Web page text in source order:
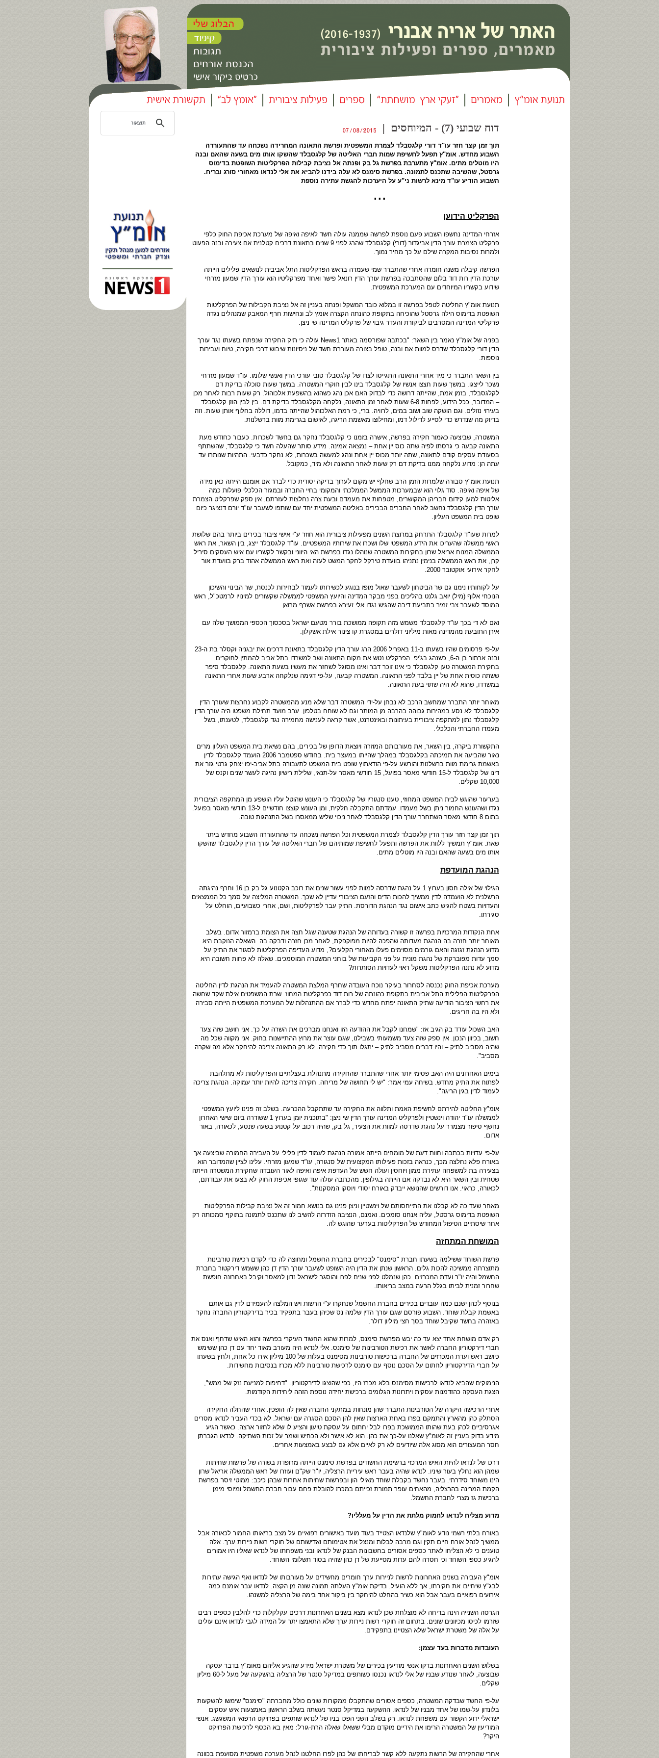
דוח שבועי (7) - המיוחסים |
תוך זמן קצר חזר עו"ד דורי קלגסבלד לצמרת המשפטית ופרשת התאונה המחרידה נשכחה עד שהתעוררה
השבוע מחדש. אומ"ץ תפעל לחשיפת שמות חברי האליטה של קלגסבלד שהשקו אותו מים בשעה שהאם ובנה
היו מוטלים מתים. אומ"ץ מתערבת בפרשת גל בק ופנתה אל נציבת קבילות הפרקליטות השופטת בדימוס
גרסטל, שהשיבה שתכנס לתמונה. בפרשת סימנס לא עלה בידנו להביא את אלי לנדאו מאחורי סורג ובריח.
השבוע הודיע עו"ד מינא לרשות ני"ע על היערכות להגשת עתירה נוספת
▪ ▪ ▪
הפרקליט הידוען
אזרחי המדינה נחשפו השבוע פעם נוספת לפרשה שממנה עולה חשד לאיפה ואיפה של מערכת אכיפת החוק כלפי
פרקליט הצמרת עורך הדין אביגדור (דורי) קלגסבלד שהרג לפני 9 שנים בתאונת דרכים קטלנית אם צעירה ובנה הפעוט
ולמרות נסיבות המקרה שילם על כך מחיר נמוך.
הפרשה קיבלה משנה חומרה אחרי שהתברר שמי שעמדה בראש הפרקליטות התל אביבית לנושאים פלילים הייתה
עורכת הדין רות דוד בלום שהסתבכה בפרשת עורך הדין רונאל פישר ואחד מפרקליטיו הוא עורך הדין שמעון מזרחי
שידוע בקשריו המיוחדים עם המערכת המשפטית.
תנועת אומ"ץ החליטה לטפל בפרשה זו במלוא כובד המשקל ופנתה בעניין זה אל נציבת הקבילות של הפרקליטות
השופטת בדימוס הילה גרסטל שהוכיחה בתקופת כהונתה הקצרה אומץ לב ונחישות חרף המאבק שמנהלים נגדה
פרקליטי המדינה המסרבים לביקורת והעדר גיבוי של פרקליט המדינה שי ניצן.
בפניה של אומ"ץ נאמר בין השאר: "בכתבה שפורסמה באתר News1 עולה כי תיק החקירה שנפתח בשעתו נגד עורך
הדין דורי קלגסבלד שדרס למוות אם ובנה, טופל בצורה מעוררת חשד של ניסיונות שיבוש דרכי חקירה, טיוח ועבירות
נוספות.
בין השאר התברר כי מיד אחרי התאונה התגייסו לצדו של קלגסבלד טובי עורכי הדין ואנשי שלומו. עו"ד שמעון מזרחי
נשכר לייצגו. במשך שעות חצצו אנשיו של קלגסבלד בינו לבין חוקרי המשטרה. במשך שעות סוכלה בדיקת דם
לקלגסבלד, בזמן אמת, שהייתה דרושה כדי לבדוק האם אכן נהג כשהוא בהשפעת אלכוהול. רק שעות רבות לאחר מכן
– המדובר, ככל הידוע, לפחות 6-8 שעות לאחר זמן התאונה, נלקחה מקלגסבלד בדיקת דם. בין לבין הוזן קלגסבלד
בעירוי נוזלים. וגם הושקה שוב ושוב במים, לרוויה. ברי, כי רמת האלכוהול שהייתה בדמו, דוללה בחלוף אותן שעות. וזה
בדיוק מה שנדרש כדי לסייע לדילול דמו, ומחילוצו מאשמת הריגה, לאישום בגרימת מוות ברשלנות.
המשטרה, שביצעה כאמור חקירה בפרשה, אישרה בזמנו כי קלגסבלד נחקר גם בחשד לשכרות. כעבור כחודש מעת
התאונה קבעה כי גרסתו לפיה שתה כוס יין אחת – נמצאה אמינה. מידע סותר שהעלה חשד כי קלגסבלד, שהשתתף
בסעודת עסקים קודם לתאונה, שתה יותר מכוס יין אחת ונהג למעשה בשכרות, לא נחקר כדבעי. התהיות שנותרו עד
עתה הן: מדוע נלקחה ממנו בדיקת דם רק שעות לאחר התאונה ולא מיד, כמקובל.
תנועת אומ"ץ סבורה שלמרות הזמן הרב שחלף יש מקום לערוך בדיקה יסודית כדי לברר אם אומנם הייתה כאן מידה
של איפה ואיפה. סוד גלוי הוא שבמערכות הממשל הממלכתי והמקומי בחיי החברה ובמגזר הכלכלי פועלות כמה
אליטות למען קידום חבריהן המקושרים, מטפחות את מעמדם ובעת צרה נחלצות לעזרתם. אין ספק שפרקליט הצמרת
עורך הדין קלגסבלד נחשב לאחר החברים הבכירים באליטה המשפטית יחד עם שותפו לשעבר עו"ד יורם דנציגר כיום
שופט בית המשפט העליון.
למרות שעו"ד קלגסבלד התרחק במרוצת השנים מפעילות ציבורית הוא חוזר ע"י אישי ציבור בכירים ביותר בהם שלושת
ראשי ממשלה שהעריכו את הידע המשפטי שלו ושכרו את שירותיו המשפטיים. עו"ד קלגסבלד ייצג, בין השאר, את ראש
הממשלה המנוח אריאל שרון בחקירות המשטרה שנוהלו נגדו בפרשת האי היווני ובקשר לקשריו עם איש העסקים סיריל
קרן, את ראש הממשלה בנימין נתניהו בוועדת טירקל לחקר המשט לעזה ואת ראש הממשלה אהוד ברק בוועדת אור
לחקר אירועי אוקטובר 2000.
על לקוחותיו נימנו גם שר הביטחון לשעבר שאול מופז בנוגע לכשירותו לעמוד לבחירות לכנסת, שר הבינוי והשיכון
הנוכחי אלוף (מיל) יואב גלנט בהליכים בפני מבקר המדינה והיועץ המשפטי לממשלה שקשורים למינויו לרמטכ"ל, ראש
המוסד לשעבר צבי זמיר בתביעת דיבה שהגיש נגדו אלי זעירא בפרשת אשרף מרואן.
ואם לא די בכך עו"ד קלגסבלד משמש מזה תקופה ממושכת בורר מטעם ישראל בסכסוך הכספי הממושך שלה עם
אירן התובעת מהמדינה מאות מיליוני דולרים במסגרת קו צינור אילת אשקלון.
על-פי פרסומים שהיו בשעתו ב-11 באפריל 2006 הרג עורך הדין קלגסבלד בתאונת דרכים את יבגניה וקסלר בת ה-23
ובנה ארתור בן ה-6, כשנהג בג'יפ. הפרקליט נטש את מקום התאונה ושב למשרדו בתל אביב להמתין לחוקרים.
בחקירת המשטרה טען קלגסבלד כי אינו זוכר דבר ואינו מסוגל לשחזר את מעשיו בשעת התאונה. קלגסבלד סיפר
ששתה כוסית אחת של יין בלבד לפני התאונה. המשטרה קבעה, על-פי דגימה שנלקחה ארבע שעות אחרי התאונה
במשרדו, שהוא לא היה שתוי בעת התאונה.
מאוחר יותר התברר שמחשב הרכב לא נבחן על-ידי המשטרה דבר שלא מנע מהמשטרה לקבוע נחרצות שעורך הדין
קלגסבלד לא נסע במהירות גבוהה בהרבה מן המותר וגם לא שוחח בטלפון. ערב מועד תחילת משפטו היה עורך הדין
קלגסבלד נתון למתקפה ציבורית בעיתונות ובאינטרנט, אשר קראה לענישה מחמירה נגד קלגסבלד, לטענתו, בשל
מעמדו החברתי והכלכלי.
התקשורת ביקרה, בין השאר, את מעורבותם המוזרה ויוצאת הדופן של בכירים, בהם נשיאת בית המשפט העליון מרים
נאור שהביעה את תמיכתה בקלגסבלד במהלך שהייתו במעצר בית. בחודש ספטמבר 2006 הועמד קלגסבלד לדין
באשמת גרימת מוות ברשלנות והורשע על-פי הודאתוץ שופט בית המשפט לתעבורה בתל אביב-יפו יצחק גרטי גזר את
דינו של קלגסבלד ל-15 חודשי מאסר בפועל, 15 חודשי מאסר על-תנאי, שלילת רישיון נהיגה לעשר שנים וקנס של
10,000 שקלים.
בערעור שהוגש לבית המשפט המחוזי, טענו סנגוריו של קלגסבלד כי העונש שהוטל עליו הושפע מן המתקפה הציבורית
נגדו ושהעונש החמור ניתן בשל מעמדו. עמדתם התקבלה חלקית, ומן העונש קוצצו חודשיים ל-13 חודשי מאסר בפועל.
בתום 8 חודשי מאסר השתחרר עורך הדין קלגסבלד לאחר ניכוי שליש ממאסרו בשל התנהגות טובה.
תוך זמן קצר חזר עורך הדין קלגסבלד לצמרת המשפטית וכל הפרשה נשכחה עד שהתעוררה השבוע מחדש ביתר
שאת. אומ"ץ תמשיך ללוות את הפרשה ותפעל לחשיפת שמותיהם של חברי האליטה של עורך הדין קלגסבלד שהשקו
אותו מים בשעה שהאם ובנה היו מוטלים מתים.
הנהגת המועדפת
הגילוי של אילה חסון בערוץ 1 על נהגת שדרסה למוות לפני עשור שנים את רוכב הקטנוע גל בק בן 16 וחרף נהיגתה
הרשלנית לא הועמדה לדין ממשיך להכות הדים והזעם הציבורי עדיין לא שכך. המשטרה המליצה על סמך כל הממצאים
והעדויות בשטח להגיש כתב אישום נגד הנהגת הדורסת. התיק עבר לפרקליטות, ושם, אחרי כשבועיים, הוחלט על
סגירתו.
אחת הנקודות המרכזיות בפרשה זו קשורה בעדותה של הנהגת שטענה שגל חצה את הצומת ברמזור אדום. בשלב
מאוחר יותר חזרה בה הנהגת מעדותה שהפכה להיות מפוקפקת, לאחר מכן חזרה ודבקה בה. השאלה הנוקבת היא
מדוע הנהגת זגזגה והאם גורמים מסוימים פעלו מאחורי הקלעים?, מדוע העדיפה הפרקליטות לסגור את התיק על
סמך עדות מפוברקת של נהגת מונית על פני הקביעות של בוחני המשטרה המוסמכים. שאלה לא פחות חשובה היא
מדוע לא נתנה הפרקליטות משקל ראוי לעדויות הסותרות?
מערכת אכיפת החוק נכנסה לסחרור בעיקר נוכח העובדה שחרף המלצת המשטרה להעמיד את הנהגת לדין החליטה
הפרקליטות הפלילית התל אביבית בתקופת כהונתה של רות דוד כפרקליטת המחוז. שרת המשפטים אילת שקד שחשה
את רחשי הציבור הודיעה שתיק התאונה יפתח מחדש כדי לברר אם ההתנהלות של המערכת המשפטית הייתה סבירה
ולא היו בה חריגים.
האב השכול עודד בק הגיב אז: "שמחנו לקבל את ההודעה הזו ואנחנו מברכים את השרה על כך. אני חושב שזה צעד
חשוב, בכיוון הנכון. אין ספק שזה צעד משמעותי בשבילנו, שגם עוצר את מרוץ ההתיישנות בחוק. אני מקווה שכל מה
שהיה מסביב לתיק – והיו דברים מסביב לתיק – יתגלו תוך כדי חקירה. לא רק התאונה צריכה להיחקר אלא מה שקרה
מסביב".
בימים האחרונים היה האב פסימי יותר אחרי שהתברר שהחקירה מתנהלת בעצלתיים והפרקליטות לא מתלהבת
לפתוח את התיק מחדש. בשיחה עמי אמר: "יש לי תחושה של מריחה. חקירה צריכה להיות יותר עמוקה. הנהגת צריכה
לעמוד לדין בגין הריגה".
אומ"ץ החליטה להירתם לחשיפת האמת ותלווה את החקירה עד שתתקבל ההכרעה. בשלב זה פנינו ליועץ המשפטי
לממשלה עו"ד יהודה וינשטיין ולפרקליט המדינה עורך הדין שי ניצן: "בתוכנית יומן בערוץ 1 ששודרה ביום שישי האחרון
נחשף סיפור מצמרר על נהגת שדרסה למוות את הצעיר, גל בק, שהיה רכוב על קטנוע בשעה שנסע, לכאורה, באור
אדום.
על-פי עדויות בכתבה וחוות דעת של מומחים הייתה אמורה הנהגת לעמוד לדין פלילי על העבירה החמורה שביצעה אך
באורח פלא נחלצה מכך, כנראה בזכות פעילותו המקצועית של סנגורה, עו"ד שמעון מזרחי. עלינו לציין שהמדובר הוא
בצעירה בת למשפחה עתירת ממון ויוחסין ועולה חשש של העדפת איפה ואיפה לאור העובדה שחקירת המשטרה הייתה
שטחית ובין השאר היא לא נבדקה אם הייתה בגילופין. מהכתבה עולה עוד שגופי אכיפת החוק לא בצעו את עבודתם,
לכאורה, כראוי. אנו דורשים שהנושא ייבדק באורח יסודי ויוסקו המסקנות".
מאחר שעד כה לא קבלנו את התייחסותם של וינשטיין וניצן פנינו גם בנושא חמור זה אל נציבת קבילות הפרקליטות
השופטת בדימוס גרסטל, עליה אנחנו סומכים. ואמנם, הנציבה הזדרזה להשיב לנו שתכנס לתמונה בתוקף סמכותה רק
אחר שיסתיים הטיפול המחודש של הפרקליטות בערער שהוגש לה.
המושחת המתחזה
פרשת השוחד ששילמה בשעתו חברת "סימנס" לבכירים בחברת החשמל ומחוצה לה כדי לקדם רכישת טורבינות
מתוצרתה ממשיכה להכות גלים. הראשון שנתן את הדין היה השופט לשעבר עורך הדין דן כהן ששמש דירקטור בחברת
החשמל והיה יו"ר ועדת המכרזים. כהן שנמלט לפני שנים לפרו והוסגר לישראל נדון למאסר וקיבל באחרונה חופשת
שחרור זמנית לביתו בגלל הרעה במצב בריאותו.
בנוסף לכהן ישנם כמה עובדים בכירים בחברת החשמל שנחקרו ע"י הרשות ויש המלצה להעמידם לדין גם אותם
באשמת קבלת שוחד. השבוע פורסם שגם עורך הדין שלמה נס שכיהן בעבר בתפקיד בכיר בדירקטוריון החברה נחקר
באזהרה בחשד שקיבל שוחד בסך חצי מיליון דולר.
רק אדם מושחת אחד יצא עד כה יבש מפרשת סימנס, למרות שהוא החשוד העיקרי בפרשה והוא האיש שדחף ואנס את
חברי דירקטוריון החברה לאשר את רכישת הטורבינות של סימנס. אלי לנדאו היה מעורב מאוד יחד עם דן כהן ששימש
כיושב-ראש ועדת המכרזים של החברה ברכישות טורבינות מסימנס בעלות של 100 מיליון אירו כל אחת, ולחץ בשעתו
על חברי הדירקטוריון לחתום על הסכם נוסף עם סימנס לרכישת טורבינות ללא מכרז בנסיבות מחשידות.
הנימוקים שהביא לנדאו לרכישות מסימנס בלא מכרז היו, כפי שהוצגו לדירקטוריון: "דחיפות למניעת נזק של ממש",
הצגת העסקה כהזדמנות עסקית ויתרונות הגלומים ברכישת יחידה נוספת הזהה ליחידות הקודמות.
אחרי הרכישה היקרה של הטורבינות התברר שהן מונחות במתקני החברה שאין לה הופכין. אחרי שהחלה החקירה
הסתלק כהן מהארץ והתמקם בפרו באחת הארצות שאין להן הסכם הסגרה עם ישראל. לא בכדי העביר לנדאו מסרים
אגרסיביים לכהן בעת שהותו הממושכת בפרו לבל יחתום על עסקת טיעון והציע לו שלא לחזור ארצה. כאשר הגיע
מידע בדוק בעניין זה לאומ"ץ שאלנו על-כך את כהן. הוא לא אישר ולא הכחיש ושמר על זכות השתיקה. לנדאו הגברתן
חסר המעצורים הוא מסוג אלה שיודעים לא רק לאיים אלא גם לבצע באמצעות אחרים.
דרכו של לנדאו להיות האיש המרכזי ברשימת החשודים בפרשת סימנס הייתה מרופדת בשורה של פרשות שחיתות
שמהן הוא נחלץ בעור שיניו. לנדאו שהיה בעבר ראש עיריית הרצליה, יו"ר שק"ם ועוזרו של ראש הממשלה אריאל שרון
הינו משוחד סידרתי. בעבר נחשד בקבלת שוחד מאילי הון ובפרשות שחיתות אחרות שבהן כיכב: ממוטי זיסר בפרשת
הקמת המרינה בהרצליה, מהאחים עופר תמורת זכייתם במכרז להובלת פחם עבור חברת החשמל ומיוסי מימן
ברכישת גז מצרי לחברת החשמל.
מדוע מצליח לנדאו לחמוק מלתת את הדין על מעלליו?
באורח בלתי רשמי נודע לאומ"ץ שלנדאו הצטייד בעוד מועד באישורים רפואיים על מצב בריאותו החמור לכאורה אבל
ממשיך לנהל אורח חיים תקין וגם מרבה לבלות ומנצל את אטימותם ואדישותם של חוקרי רשות ניירות ערך. אלה
טוענים כי לא הצליחו לאתר כספים אסורים בחשבונות הבנק של לנדאו ובני משפחתו של לנדאו שאליו היו אמורים
להגיע כספי השוחד וכי חסרה להם עדות מסייעת של דן כהן שהיה בסוד תשלומי השוחד.
אומ"ץ העבירה בשנים האחרונות לרשות לניירות ערך חומרים מחשידים על מעורבותו של לנדאו ואף הגישה עתירות
לבג"ץ שיחייבו את חקירתו, אך ללא הועיל. בדיקת אומ"ץ העלתה תמונה שונה מן הקצה. לנדאו עבר אומנם כמה
אירועים רפואיים בעבר אבל הוא כשיר בהחלט להיחקר בין ביקור אחד בימה של הרצליה למשנהו.
הגרסה השנייה הינה בדיחה לא מוצלחת שכן לנדאו מצא בשנים האחרונות דרכים עקלקלות כדי להלבין כספים רבים
שזרמו לכיסו מכיוונים שונים. בתחום זה חוקרי רשות ניירות ערך שלא התאמצו יתר על המידה לגבי לנדאו אינם עולים
על אלה של משטרת ישראל שלא הצטיינו בתפקידם.
העובדות מדברות בעד עצמן:
בשלוש השנים האחרונות בדקו אנשי מודיעין בכירים של משטרת ישראל מידע שהגיע אליהם מאומ"ץ בדבר עסקה
שבוצעה, לאחר שנודע שבניו של אלי לנדאו נכנסו כשותפים במדיקל סנטר של הרצליה בהשקעה של מעל ל-60 מיליון
שקלים.
על-פי החשד שבדקה המשטרה, כספים אסורים שהתקבלו ממקורות שונים כולל מחברתה "סימנס" שימשו להשקעות
בלונדון על-שמו של אחד מבניו של לנדאו. ההשקעה במדיקל סנטר נעשתה בשלב הראשון באמצעות איש עסקים
ישראלי ידוע הקשור עם משפחת לנדאו. רק בשלב השני הפכו בניו של לנדאו שותפים בפרויקט הרפואי המשגשג. אנשי
המודיעין של המשטרה הרימו את הידיים מוקדם מבלי ששאלו שאלה הרת-גורל: מאין בא הכסף לרכישת הפרויקט
היקר?
אחרי שהחקירה של הרשות נתקעה ללא קשר לבריחתו של כהן לפרו החלטנו לנהל מערכה משפטית מסועפת בכוונה